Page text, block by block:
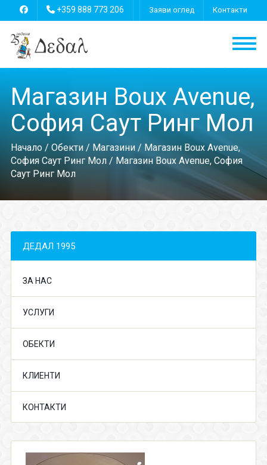
+359 888 773 206 Заяви оглед Контакти
Магазин Boux Avenue,
София Саут Ринг Мол
Начало/ Обекти/ Магазини/ Магазин Boux Avenue,
София Саут Ринг Мол/ Магазин Boux Avenue, София
Саут Ринг Мол
ДЕДАЛ 1995
ЗА НАС
УСЛУГИ
ОБЕКТИ
КЛИЕНТИ
КОНТАКТИ